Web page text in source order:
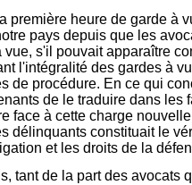
heure de garde à
pays depuis que les
s'il pouvait apparaître
l'intégralité des gardes à
procédure. En ce qui
de le traduire dans les
à cette charge
constituait le
et les droits de la
tant de la part des avocats